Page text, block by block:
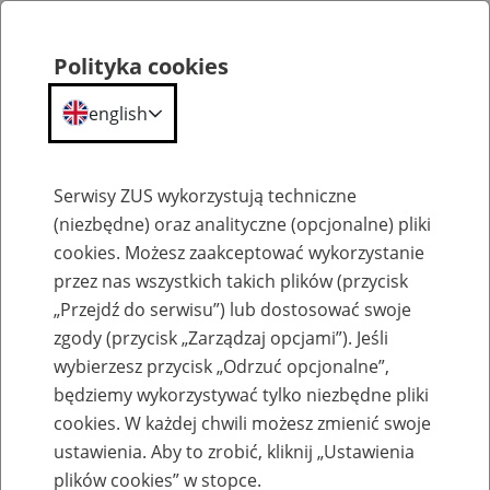
Szkolenia
Zaproś ZUS do siebie: Aktywni 50+
Polityka cookies
english
Serwisy ZUS wykorzystują techniczne
(niezbędne) oraz analityczne (opcjonalne) pliki
cookies. Możesz zaakceptować wykorzystanie
przez nas wszystkich takich plików (przycisk
„Przejdź do serwisu”) lub dostosować swoje
zgody (przycisk „Zarządzaj opcjami”). Jeśli
wybierzesz przycisk „Odrzuć opcjonalne”,
będziemy wykorzystywać tylko niezbędne pliki
cookies. W każdej chwili możesz zmienić swoje
ustawienia. Aby to zrobić, kliknij „Ustawienia
plików cookies” w stopce.